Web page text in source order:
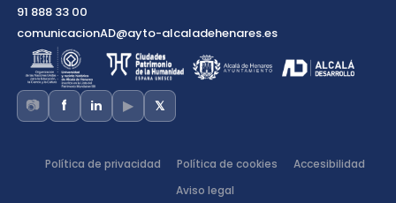
91 888 33 00
comunicacionAD@ayto-alcaladehenares.es
📷 f in ▶ 𝕏
Política de privacidad Política de cookies
Accesibilidad
Aviso legal